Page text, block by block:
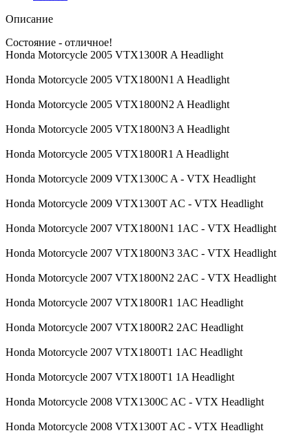
Описание
Состояние - отличное!
Honda Motorcycle 2005 VTX1300R A Headlight
Honda Motorcycle 2005 VTX1800N1 A Headlight
Honda Motorcycle 2005 VTX1800N2 A Headlight
Honda Motorcycle 2005 VTX1800N3 A Headlight
Honda Motorcycle 2005 VTX1800R1 A Headlight
Honda Motorcycle 2009 VTX1300C A - VTX Headlight
Honda Motorcycle 2009 VTX1300T AC - VTX Headlight
Honda Motorcycle 2007 VTX1800N1 1AC - VTX Headlight
Honda Motorcycle 2007 VTX1800N3 3AC - VTX Headlight
Honda Motorcycle 2007 VTX1800N2 2AC - VTX Headlight
Honda Motorcycle 2007 VTX1800R1 1AC Headlight
Honda Motorcycle 2007 VTX1800R2 2AC Headlight
Honda Motorcycle 2007 VTX1800T1 1AC Headlight
Honda Motorcycle 2007 VTX1800T1 1A Headlight
Honda Motorcycle 2008 VTX1300C AC - VTX Headlight
Honda Motorcycle 2008 VTX1300T AC - VTX Headlight